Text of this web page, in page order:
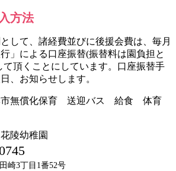
方法
して、諸経費並びに後援会費は、毎月
」による口座振替(振替料は園負担と
て頂くことにしています。口座振替手
、お知らせします。
陵幼稚園
崎3丁目1番52号